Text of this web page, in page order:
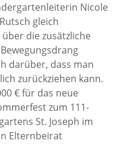
Nicole
gleich
die zusätzliche
darüber, dass man
zurückziehen kann.
€ für das neue
zum 111-
St. Joseph im
Elternbeirat